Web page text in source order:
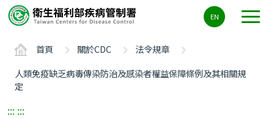
要
ALT+C
EN
首頁 關於CDC
法令規章
人類免疫缺乏病毒傳染防治及感染者權益保障條例及其相關規
定
::: :::